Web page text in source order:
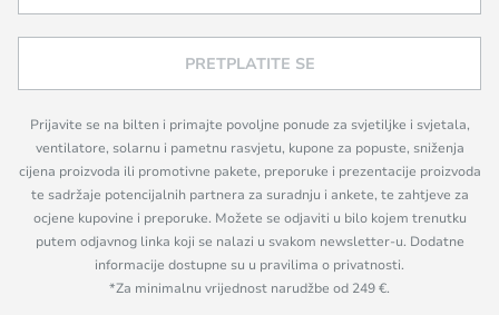
PRETPLATITE SE
Prijavite se na bilten i primajte povoljne ponude za svjetiljke i svjetala,
ventilatore, solarnu i pametnu rasvjetu, kupone za popuste, sniženja
cijena proizvoda ili promotivne pakete, preporuke i prezentacije proizvoda
te sadržaje potencijalnih partnera za suradnju i ankete, te zahtjeve za
ocjene kupovine i preporuke. Možete se odjaviti u bilo kojem trenutku
putem odjavnog linka koji se nalazi u svakom newsletter-u. Dodatne
informacije dostupne su u pravilima o privatnosti.
*Za minimalnu vrijednost narudžbe od 249 €.